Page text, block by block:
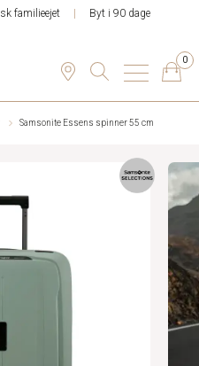
familieejet Byt i 90 dage
0
Samsonite Essens spinner 55 cm